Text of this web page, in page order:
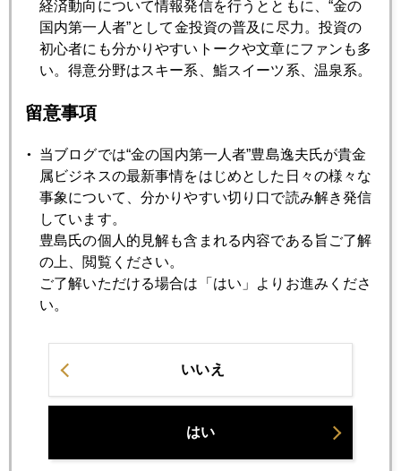
2008年09月24日
Patient money（我慢強いマネー）
It's a new ball game．（新たなゲームのルールの模索）
2008年09月19日
タイム！
2008年09月18日
経済動向について情報発信を行うとともに、“金の
国内第一人者”として金投資の普及に尽力。投資の
初心者にも分かりやすいトークや文章にファンも多
い。得意分野はスキー系、鮨スイーツ系、温泉系。
留意事項
当ブログでは“金の国内第一人者”豊島逸夫氏が貴金
属ビジネスの最新事情をはじめとした日々の様々な
事象について、分かりやすい切り口で読み解き発信
しています。
豊島氏の個人的見解も含まれる内容である旨ご了解
の上、閲覧ください。
ご了解いただける場合は「はい」よりお進みくださ
い。
いいえ
はい